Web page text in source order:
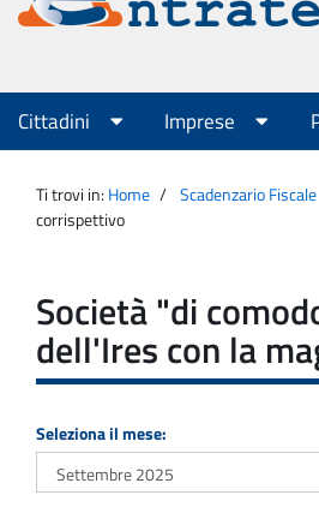
Agenzia
Entrate
Menu
principale
Cittadini Imprese
Ti trovi in: Home Scadenzario Fiscale
corrispettivo
Società "di
dell'Ires con la
Seleziona il mese: